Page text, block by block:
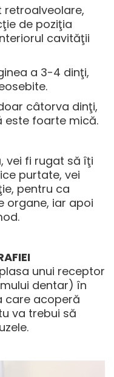
retroalveolare,
de poziţia
cavităţii
a 3-4 dinţi,
câtorva dinţi,
este foarte mică.
vei fi rugat să îţi
purtate, vei
pentru ca
organe, iar apoi
unui receptor
dentar) în
care acoperă
va trebui să